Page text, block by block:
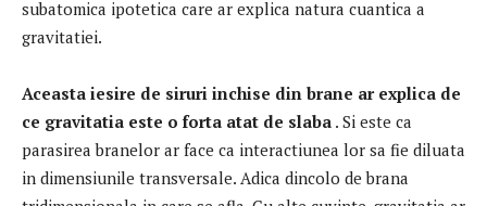
subatomica ipotetica care ar explica natura cuantica a
gravitatiei.
Aceasta iesire de siruri inchise din brane ar explica de
ce gravitatia este o forta atat de slaba . Si este ca
parasirea branelor ar face ca interactiunea lor sa fie diluata
in dimensiunile transversale. Adica dincolo de brana